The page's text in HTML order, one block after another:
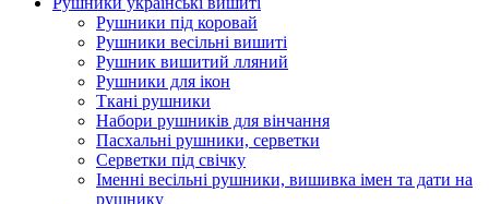
Рушники під коровай
Рушники весільні вишиті
Рушник вишитий лляний
Рушники для ікон
Ткані рушники
Набори рушників для вінчання
Пасхальні рушники, серветки
Серветки під свічку
Іменні весільні рушники, вишивка імен та дати на
рушнику